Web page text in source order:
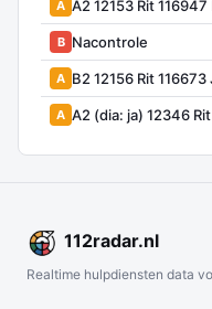
A A2 12153 Rit
B Nacontrole
A B2 12156 Rit
A A2 (dia: ja) 12346
112radar.nl
Realtime hulpdiensten data